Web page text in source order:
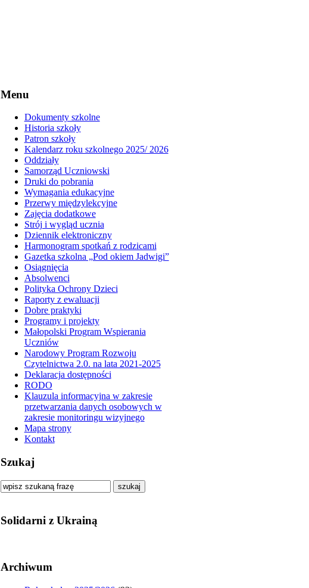
Menu
Dokumenty szkolne
Historia szkoły
Patron szkoły
Kalendarz roku szkolnego 2025/ 2026
Oddziały
Samorząd Uczniowski
Druki do pobrania
Wymagania edukacyjne
Przerwy międzylekcyjne
Zajęcia dodatkowe
Strój i wygląd ucznia
Dziennik elektroniczny
Harmonogram spotkań z rodzicami
Gazetka szkolna „Pod okiem Jadwigi”
Osiągnięcia
Absolwenci
Polityka Ochrony Dzieci
Raporty z ewaluacji
Dobre praktyki
Programy i projekty
Małopolski Program Wspierania
Uczniów
Narodowy Program Rozwoju
Czytelnictwa 2.0. na lata 2021-2025
Deklaracja dostępności
RODO
Klauzula informacyjna w zakresie
przetwarzania danych osobowych w
zakresie monitoringu wizyjnego
Mapa strony
Kontakt
Szukaj
szukaj
Solidarni z Ukrainą
Archiwum